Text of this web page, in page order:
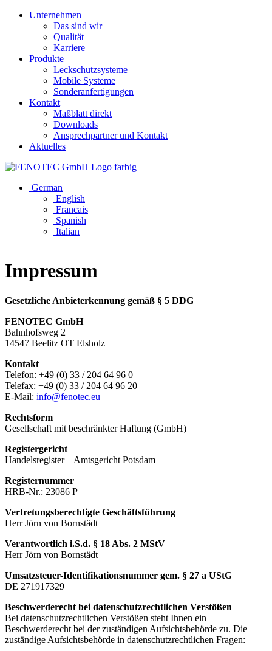
Unternehmen
Das sind wir
Qualität
Karriere
Produkte
Leckschutzsysteme
Mobile Systeme
Sonderanfertigungen
Kontakt
Maßblatt direkt
Downloads
Ansprechpartner und Kontakt
Aktuelles
German
English
Francais
Spanish
Italian
Impressum
Gesetzliche Anbieterkennung gemäß § 5 DDG
FENOTEC GmbH
Bahnhofsweg 2
14547 Beelitz OT Elsholz
Kontakt
Telefon: +49 (0) 33 / 204 64 96 0
Telefax: +49 (0) 33 / 204 64 96 20
E-Mail: info@fenotec.eu
Rechtsform
Gesellschaft mit beschränkter Haftung (GmbH)
Registergericht
Handelsregister – Amtsgericht Potsdam
Registernummer
HRB-Nr.: 23086 P
Vertretungsberechtigte Geschäftsführung
Herr Jörn von Bornstädt
Verantwortlich i.S.d. § 18 Abs. 2 MStV
Herr Jörn von Bornstädt
Umsatzsteuer-Identifikationsnummer gem. § 27 a UStG
DE 271917329
Beschwerderecht bei datenschutzrechtlichen Verstößen
Bei datenschutzrechtlichen Verstößen steht Ihnen ein
Beschwerderecht bei der zuständigen Aufsichtsbehörde zu. Die
zuständige Aufsichtsbehörde in datenschutzrechtlichen Fragen: